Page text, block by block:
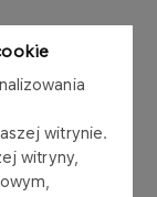
witrynie.
witryny,
dnia 21
obrocie
że w